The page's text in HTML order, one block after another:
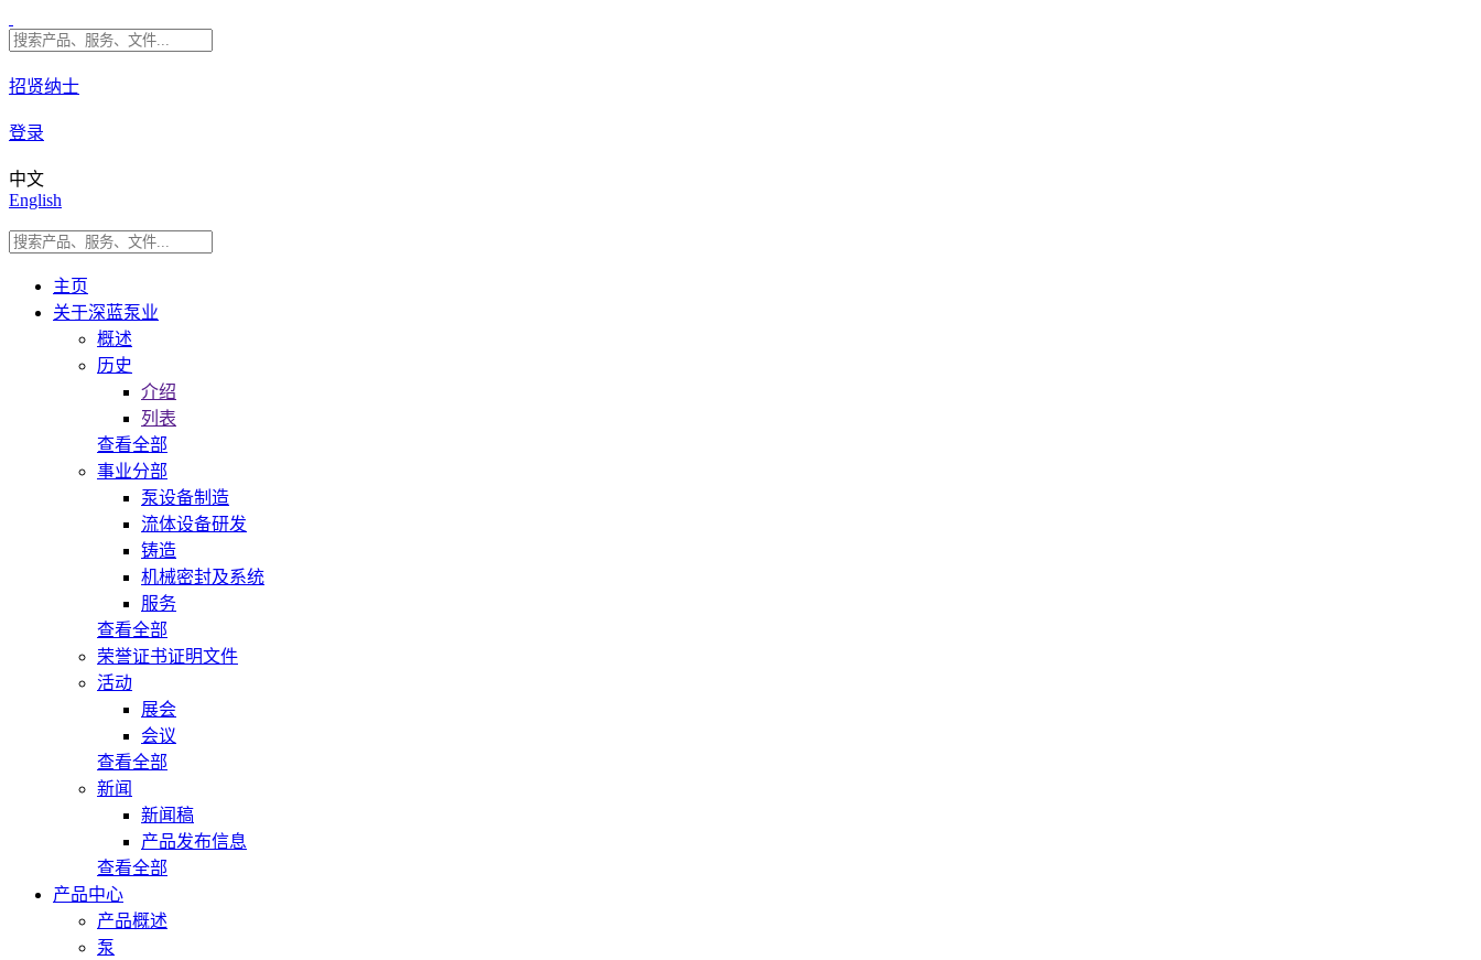
招贤纳士
登录
中文
English
主页
关于深蓝泵业
概述
历史
介绍
列表
查看全部
事业分部
泵设备制造
流体设备研发
铸造
机械密封及系统
服务
查看全部
荣誉证书证明文件
活动
展会
会议
查看全部
新闻
新闻稿
产品发布信息
查看全部
产品中心
产品概述
泵